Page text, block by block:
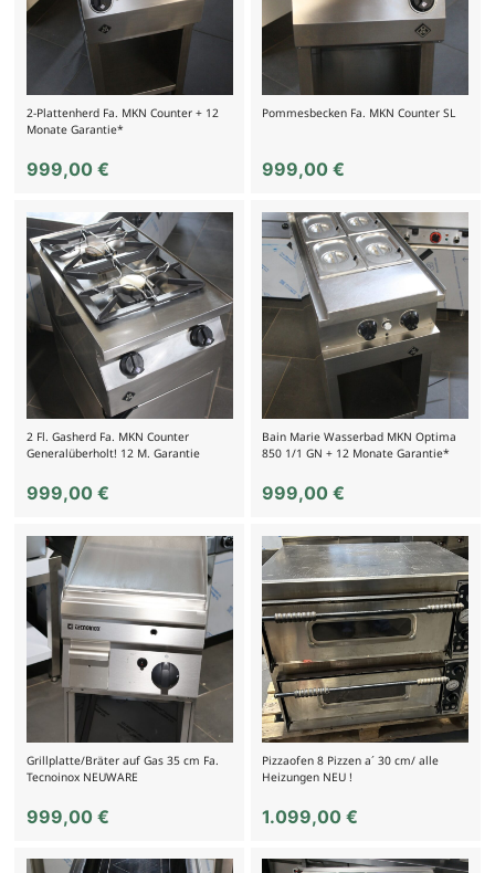
2-Plattenherd Fa. MKN Counter + 12
Monate Garantie*
999,00 €
Pommesbecken Fa. MKN Counter SL
999,00€
2 Fl. Gasherd Fa. MKN Counter
Generalüberholt! 12 M. Garantie
999,00 €
Bain Marie Wasserbad MKN Optima
850 1/1 GN + 12 Monate Garantie*
999,00€
Grillplatte/Bräter auf Gas 35 cm Fa.
Tecnoinox NEUWARE
999,00 €
Pizzaofen 8 Pizzen a´ 30 cm/ alle
Heizungen NEU !
1.099,00€